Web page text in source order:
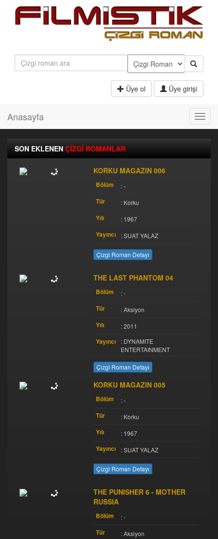
Üye ol Üye girişi
Anasayfa
SON EKLENEN ÇİZGİ ROMANLAR
KORKU MAGAZIN 006
Bölüm : -
Tür : Korku
Yılı : 1967
Yayıncı : SUAT YALAZ
Çizgi Roman Detayı
THE LAST PHANTOM 04
Bölüm : -
Tür : Aksiyon
Yılı : 2011
Yayıncı
: DYNAMITE
ENTERTAINMENT
Çizgi Roman Detayı
KORKU MAGAZIN 005
Bölüm : -
Tür : Korku
Yılı : 1967
Yayıncı : SUAT YALAZ
Çizgi Roman Detayı
THE PUNISHER 6 - MOTHER
RUSSIA
Bölüm : -
Tür : Aksiyon